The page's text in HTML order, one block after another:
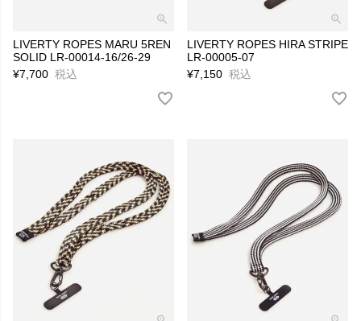
LIVERTY ROPES MARU 5REN
SOLID LR-00014-16/26-29
¥7,700 税込
LIVERTY ROPES HIRA STRIPE
LR-00005-07
¥7,150 税込